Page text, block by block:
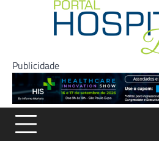
Publicidade